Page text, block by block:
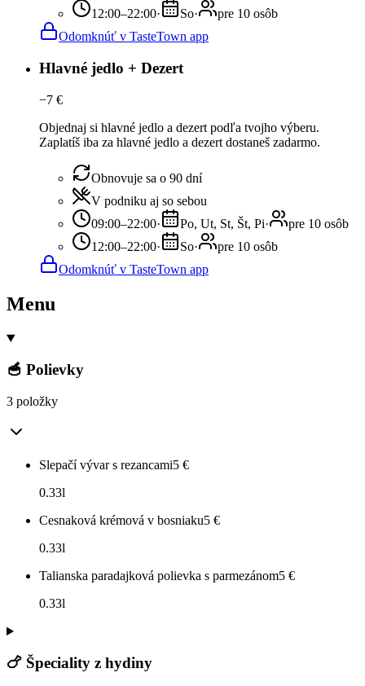
12:00–22:00· So·
pre 10 osôb
Odomknúť v TasteTown app
Hlavné jedlo + Dezert
−7 €
Objednaj si hlavné jedlo a dezert podľa tvojho výberu.
Zaplatíš iba za hlavné jedlo a dezert dostaneš zadarmo.
Obnovuje sa o 90 dní
V podniku aj so sebou
09:00–22:00· Po, Ut, St, Št, Pi·
pre 10 osôb
12:00–22:00· So·
pre 10 osôb
Odomknúť v TasteTown app
Menu
🥣 Polievky
3 položky
Slepačí vývar s rezancami5 €
0.33l
Cesnaková krémová v bosniaku5 €
0.33l
Talianska paradajková polievka s parmezánom5 €
0.33l
🍗 Špeciality z hydiny